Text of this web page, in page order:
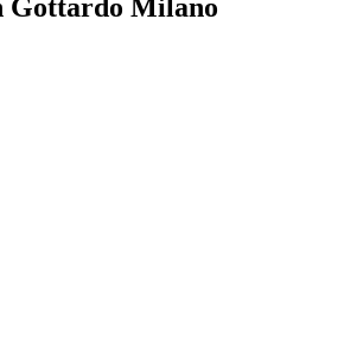
Gottardo Milano